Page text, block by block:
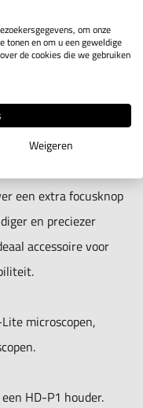
een extra focusknop
en preciezer
accessoire voor
microscopen,
HD-P1 houder.
om onze
tonen en om u een geweldige
de cookies die we gebruiken
Weigeren